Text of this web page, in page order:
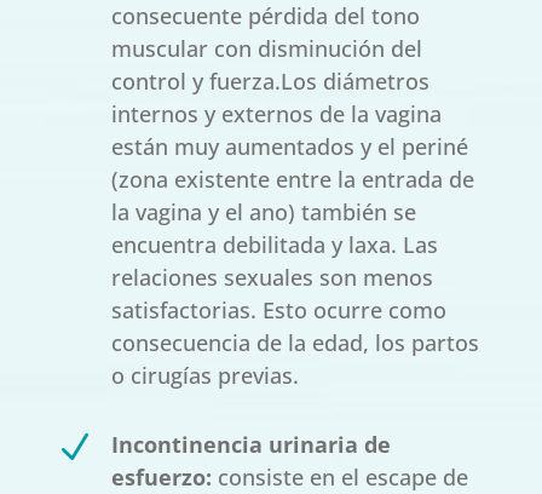
consecuente pérdida del tono
muscular con disminución del
control y fuerza.Los diámetros
internos y externos de la vagina
están muy aumentados y el periné
(zona existente entre la entrada de
la vagina y el ano) también se
encuentra debilitada y laxa. Las
relaciones sexuales son menos
satisfactorias. Esto ocurre como
consecuencia de la edad, los partos
o cirugías previas.
N
Incontinencia urinaria de
esfuerzo: consiste en el escape de